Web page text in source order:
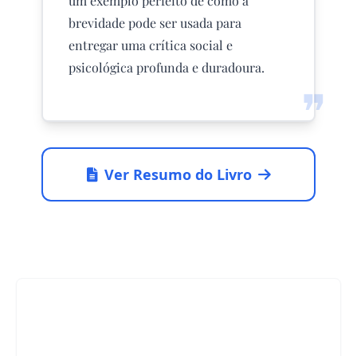
❞
brevidade pode ser usada para
entregar uma crítica social e
psicológica profunda e duradoura.
Ver Resumo do Livro